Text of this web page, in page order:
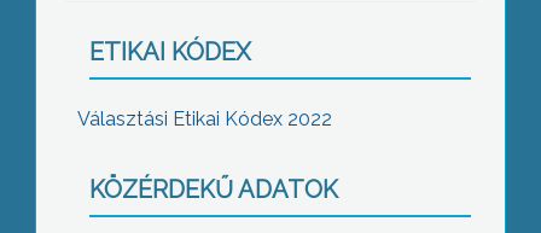
ETIKAI KÓDEX
Választási Etikai Kódex 2022
KÖZÉRDEKŰ ADATOK